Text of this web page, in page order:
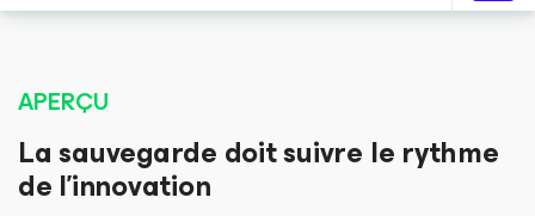
APERÇU
La sauvegarde doit suivre le rythme
de l’innovation